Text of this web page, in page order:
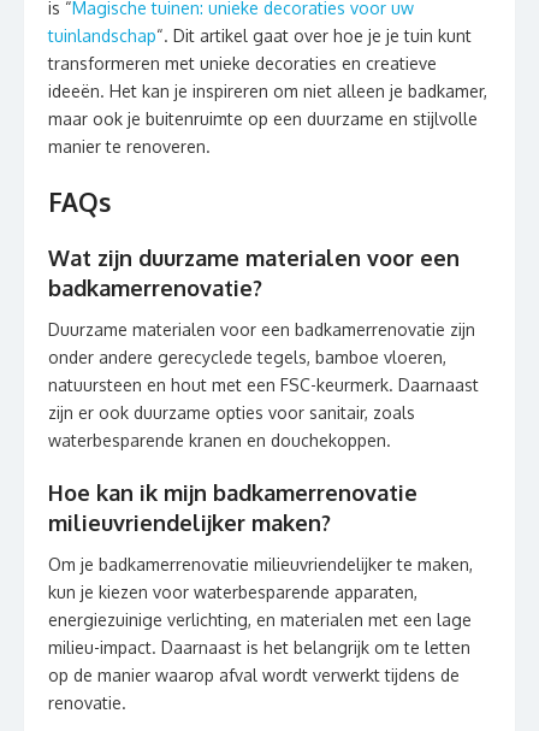
is “Magische tuinen: unieke decoraties voor uw
tuinlandschap“. Dit artikel gaat over hoe je je tuin kunt
transformeren met unieke decoraties en creatieve
ideeën. Het kan je inspireren om niet alleen je badkamer,
maar ook je buitenruimte op een duurzame en stijlvolle
manier te renoveren.
FAQs
Wat zijn duurzame materialen voor een
badkamerrenovatie?
Duurzame materialen voor een badkamerrenovatie zijn
onder andere gerecyclede tegels, bamboe vloeren,
natuursteen en hout met een FSC-keurmerk. Daarnaast
zijn er ook duurzame opties voor sanitair, zoals
waterbesparende kranen en douchekoppen.
Hoe kan ik mijn badkamerrenovatie
milieuvriendelijker maken?
Om je badkamerrenovatie milieuvriendelijker te maken,
kun je kiezen voor waterbesparende apparaten,
energiezuinige verlichting, en materialen met een lage
milieu-impact. Daarnaast is het belangrijk om te letten
op de manier waarop afval wordt verwerkt tijdens de
renovatie.